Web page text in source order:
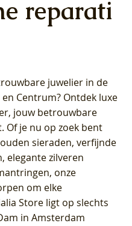
reparati
juwelier in de
en Centrum? Ontdek luxe
jouw betrouwbare
. Of je nu op zoek bent
sieraden, verfijnde
elegante zilveren
onze
om elke
Store ligt op slechts
in Amsterdam